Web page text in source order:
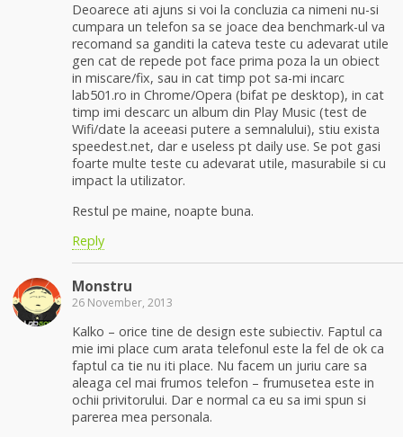
Deoarece ati ajuns si voi la concluzia ca nimeni nu-si
cumpara un telefon sa se joace dea benchmark-ul va
recomand sa ganditi la cateva teste cu adevarat utile
gen cat de repede pot face prima poza la un obiect
in miscare/fix, sau in cat timp pot sa-mi incarc
lab501.ro in Chrome/Opera (bifat pe desktop), in cat
timp imi descarc un album din Play Music (test de
Wifi/date la aceeasi putere a semnalului), stiu exista
speedest.net, dar e useless pt daily use. Se pot gasi
foarte multe teste cu adevarat utile, masurabile si cu
impact la utilizator.
Restul pe maine, noapte buna.
Reply
Monstru
26 November, 2013
Kalko – orice tine de design este subiectiv. Faptul ca
mie imi place cum arata telefonul este la fel de ok ca
faptul ca tie nu iti place. Nu facem un juriu care sa
aleaga cel mai frumos telefon – frumusetea este in
ochii privitorului. Dar e normal ca eu sa imi spun si
parerea mea personala.